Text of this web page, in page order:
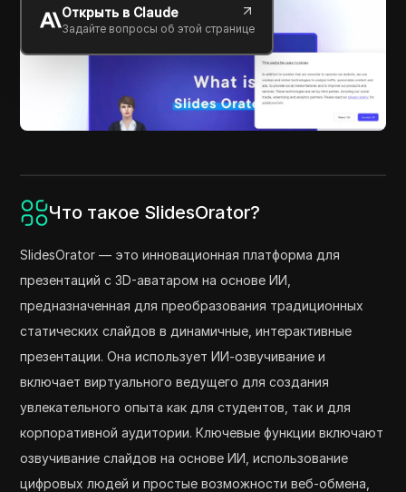
Открыть в Claude
Задайте вопросы об этой странице
Что такое SlidesOrator?
SlidesOrator — это инновационная платформа для
презентаций с 3D-аватаром на основе ИИ,
предназначенная для преобразования традиционных
статических слайдов в динамичные, интерактивные
презентации. Она использует ИИ-озвучивание и
включает виртуального ведущего для создания
увлекательного опыта как для студентов, так и для
корпоративной аудитории. Ключевые функции включают
озвучивание слайдов на основе ИИ, использование
цифровых людей и простые возможности веб-обмена,